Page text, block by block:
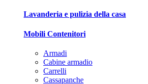
Lavanderia e pulizia della casa
Mobili Contenitori
Armadi
Cabine armadio
Carrelli
Cassapanche